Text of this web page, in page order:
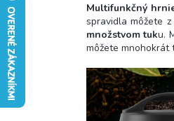
Multifunkčný
spravidla môžete z
množstvom tuku.
môžete mnohokrát